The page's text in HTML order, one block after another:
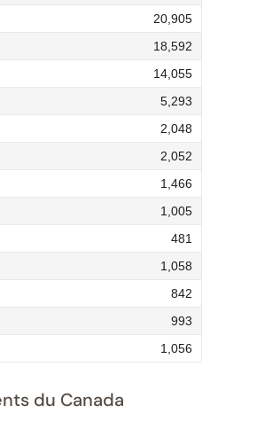
20,905
18,592
14,055
5,293
2,048
2,052
1,466
1,005
481
1,058
842
993
1,056
du Canada